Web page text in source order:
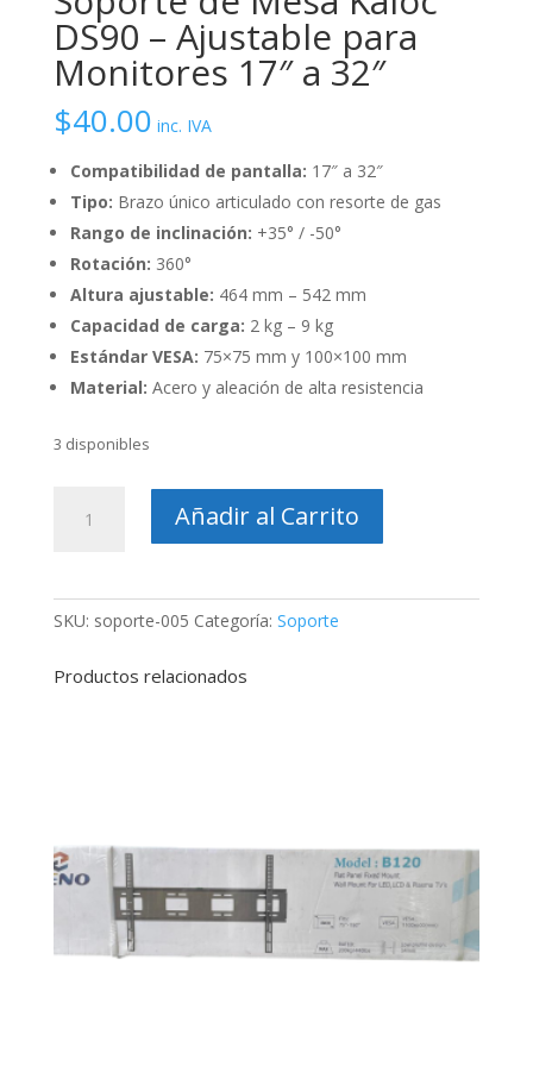
DS90 – Ajustable para
Monitores 17″ a 32″
$40.00 inc. IVA
Compatibilidad de pantalla: 17″ a 32″
Tipo: Brazo único articulado con resorte de gas
Rango de inclinación: +35° / -50°
Rotación: 360°
Altura ajustable: 464 mm – 542 mm
Capacidad de carga: 2 kg – 9 kg
Estándar VESA: 75×75 mm y 100×100 mm
Material: Acero y aleación de alta resistencia
3 disponibles
para
Añadir al Carrito
SKU: soporte-005 Categoría: Soporte
Productos relacionados